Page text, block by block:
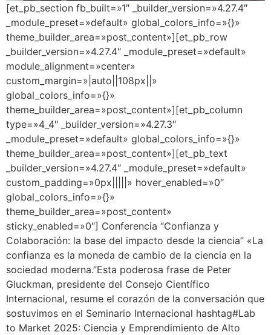
[et_pb_section fb_built=»1″ _builder_version=»4.27.4″
_module_preset=»default» global_colors_info=»{}»
theme_builder_area=»post_content»][et_pb_row
_builder_version=»4.27.4″ _module_preset=»default»
module_alignment=»center»
custom_margin=»|auto||108px||»
global_colors_info=»{}»
theme_builder_area=»post_content»][et_pb_column
type=»4_4″ _builder_version=»4.27.3″
_module_preset=»default» global_colors_info=»{}»
theme_builder_area=»post_content»][et_pb_text
_builder_version=»4.27.4″ _module_preset=»default»
custom_padding=»0px|||||» hover_enabled=»0″
global_colors_info=»{}»
theme_builder_area=»post_content»
sticky_enabled=»0″] Conferencia “Confianza y
Colaboración: la base del impacto desde la ciencia” «La
confianza es la moneda de cambio de la ciencia en la
sociedad moderna.”Esta poderosa frase de Peter
Gluckman, presidente del Consejo Científico
Internacional, resume el corazón de la conversación que
sostuvimos en el Seminario Internacional hashtag#Lab
to Market 2025: Ciencia y Emprendimiento de Alto